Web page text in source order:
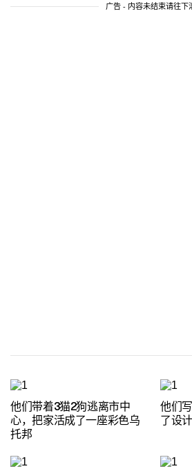
广告 - 内容未结束请往下
他们带着3猫2狗逃离市中
心，把家活成了一座彩色乌
托邦
他们
了设